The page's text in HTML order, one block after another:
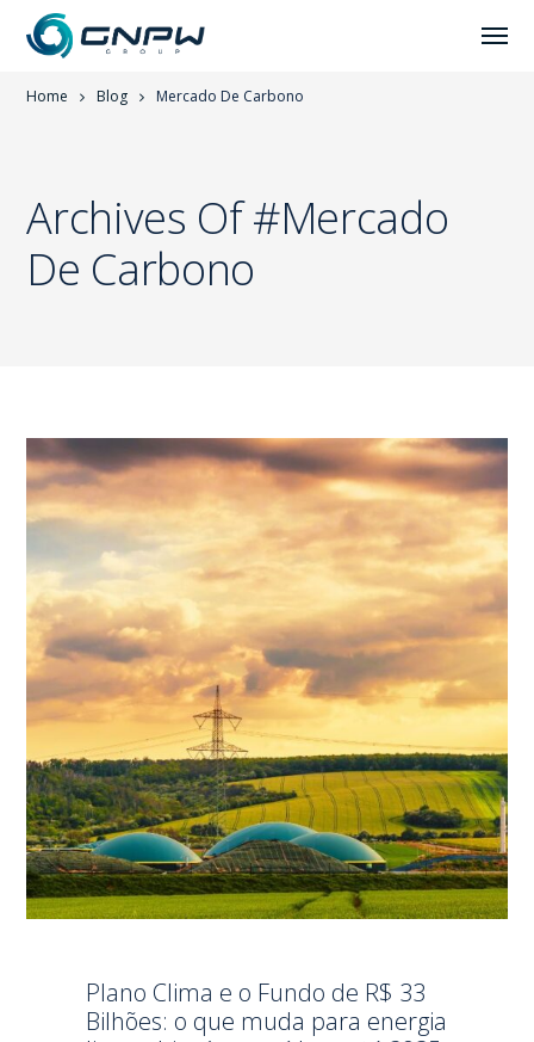
Home Blog Mercado De Carbono
Archives Of #Mercado
De Carbono
Plano Clima e o Fundo de R$ 33
Bilhões: o que muda para energia